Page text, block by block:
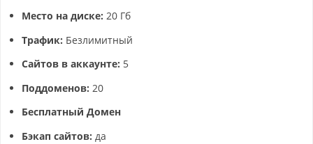
Место на диске: 20 Гб
Трафик: Безлимитный
Сайтов в аккаунте: 5
Поддоменов: 20
Бесплатный Домен
Бэкап сайтов: да